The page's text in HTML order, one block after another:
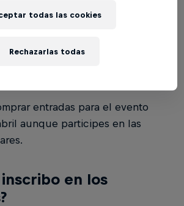
entradas para el
si participas en las
entradas para el evento
aunque participes en las
en los
Rechazarlas todas
todas las cookies